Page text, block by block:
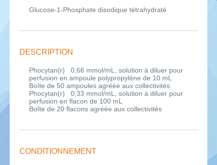
Glucose-1-Phosphate disodique tétrahydraté
DESCRIPTION
Phocytan(r) 0,66 mmol/mL, solution à diluer pour
perfusion en ampoule polypropylène de 10 mL
Boîte de 50 ampoules agréée aux collectivités
Phocytan(r) 0,33 mmol/mL, solution à diluer pour
perfusion en flacon de 100 mL
Boîte de 20 flacons agréée aux collectivités
CONDITIONNEMENT